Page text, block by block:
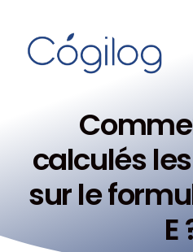
calculés
sur le
E